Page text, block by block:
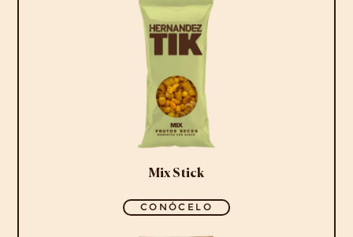
Mix Stick
CONÓCELO